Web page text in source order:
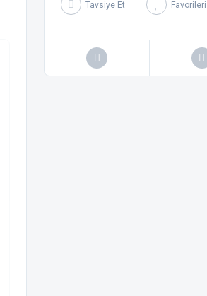
Tavsiye Et